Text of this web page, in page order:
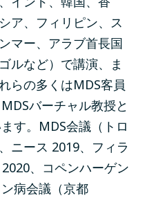
ア、フィリピン、ス
マー、アラブ首長国
ルなど）で講演、ま
らの多くはMDS客員
バーチャル教授と
す。MDS会議（トロ
ニース 2019、フィラ
、コペンハーゲン
病会議（京都